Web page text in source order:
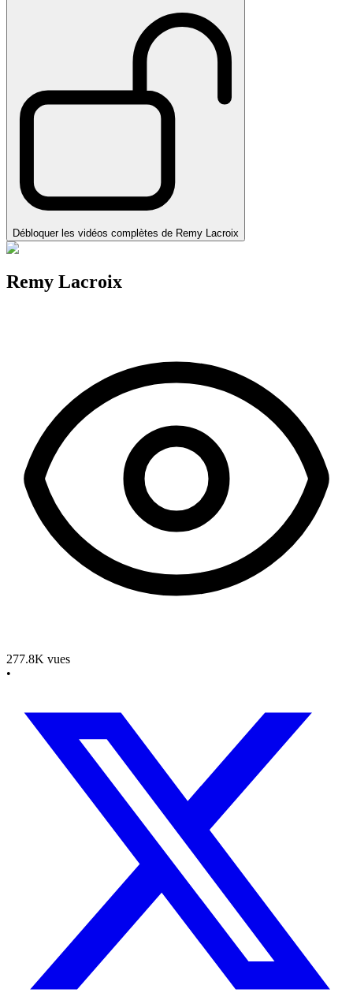
Débloquer les vidéos complètes de Remy Lacroix
Remy Lacroix
277.8K vues
•